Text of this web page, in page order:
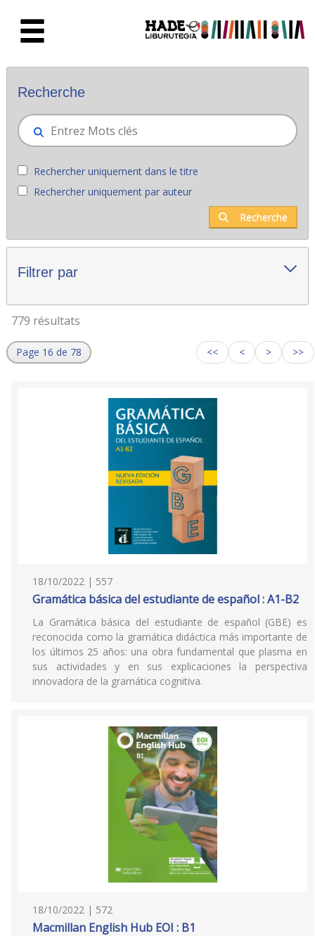
Nouveaux livres - Liburutegia
Recherche
Rechercher uniquement dans le titre
Rechercher uniquement par auteur
Recherche
Filtrer par
779 résultats
Page 16 de 78 << < > >>
18/10/2022 | 557
Gramática básica del estudiante de español : A1-B2
La Gramática básica del estudiante de español (GBE) es
reconocida como la gramática didáctica más importante de
los últimos 25 años: una obra fundamental que plasma en
sus actividades y en sus explicaciones la perspectiva
innovadora de la gramática cognitiva.
18/10/2022 | 572
Macmillan English Hub EOI : B1